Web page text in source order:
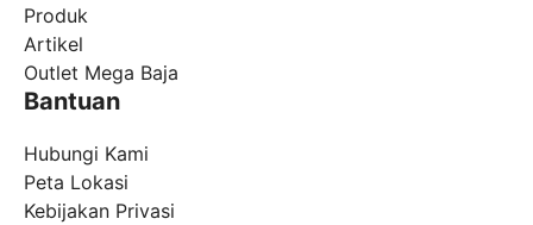
Produk
Artikel
Outlet Mega Baja
Bantuan
Hubungi Kami
Peta Lokasi
Kebijakan Privasi